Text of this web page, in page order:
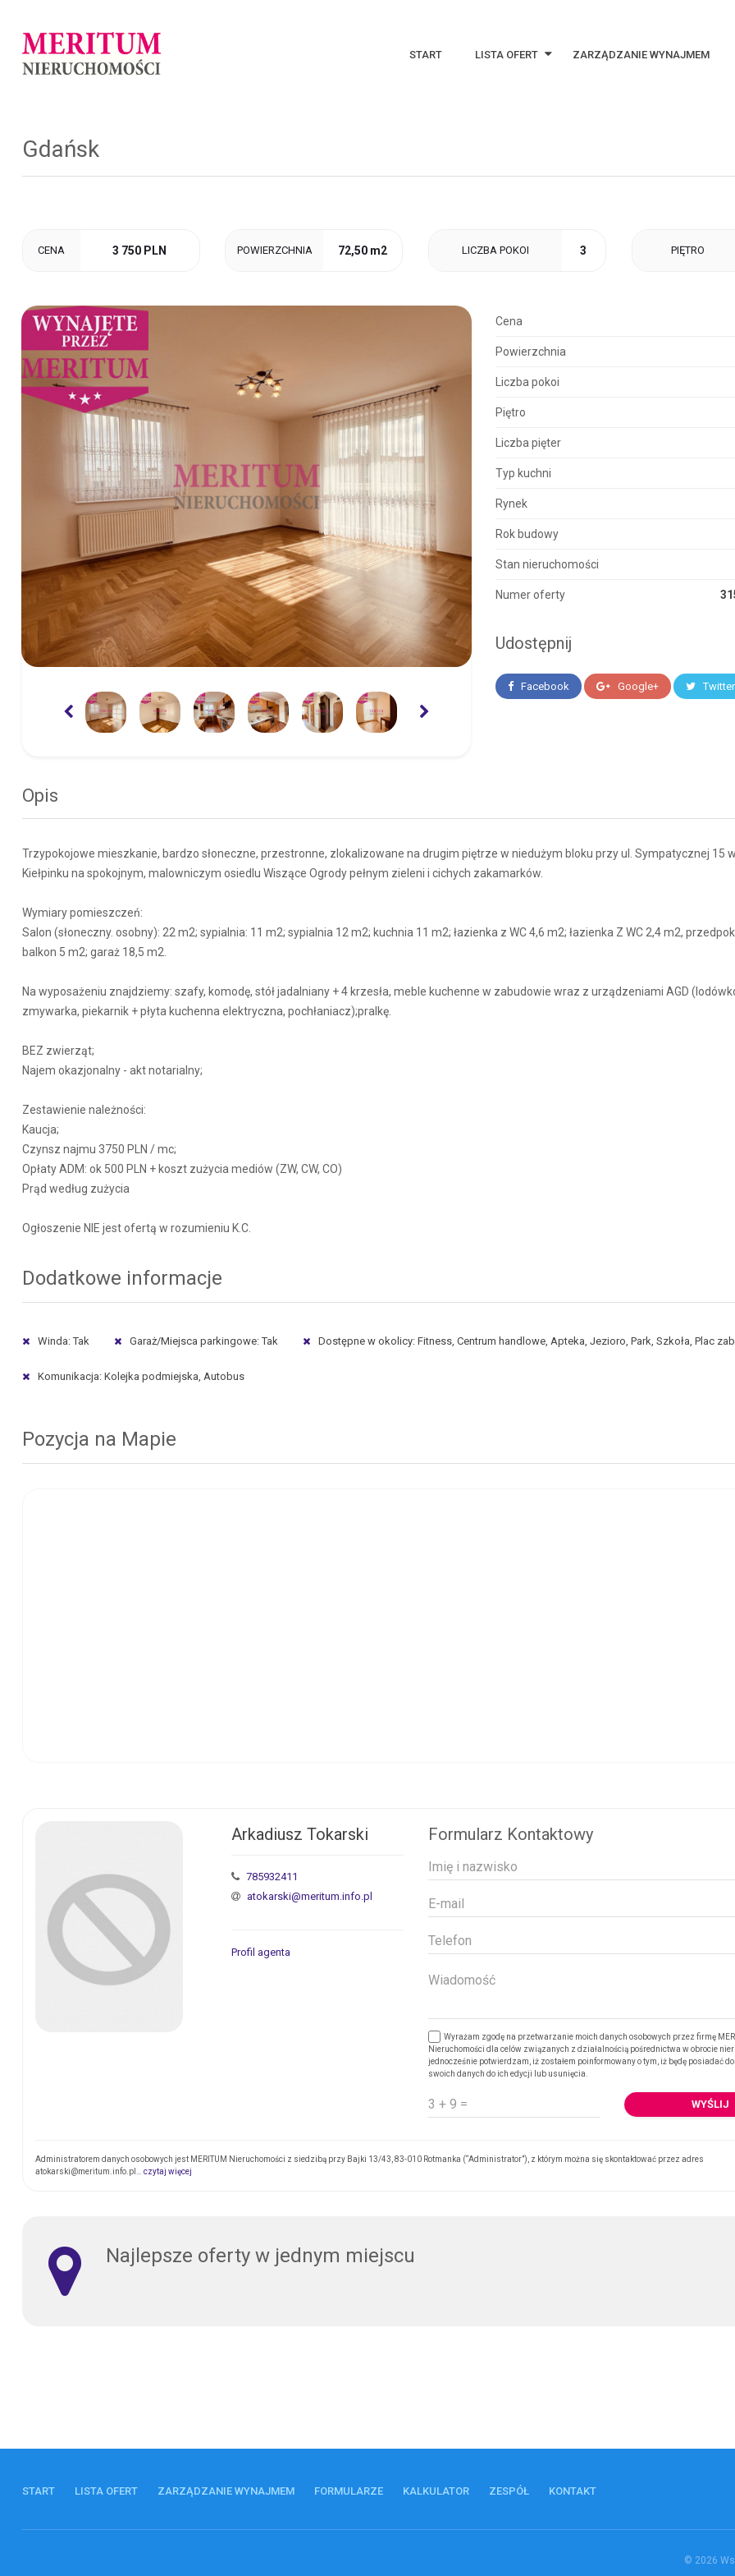
START LISTA OFERT ZARZĄDZANIE WYNAJMEM
Gdańsk
CENA 3 750 PLN POWIERZCHNIA 72,50 m2 LICZBA POKOI 3 PIĘTRO
Cena
Powierzchnia
Liczba pokoi
Piętro
Liczba pięter
Typ kuchni
Rynek
Rok budowy
Stan nieruchomości
Numer oferty
Udostępnij
Facebook Google+ Twitter
Opis
Trzypokojowe mieszkanie, bardzo słoneczne, przestronne, zlokalizowane na drugim piętrze w niedużym bloku przy ul. Sympatycznej 15
Kiełpinku na spokojnym, malowniczym osiedlu Wiszące Ogrody pełnym zieleni i cichych zakamarków.
Wymiary pomieszczeń:
Salon (słoneczny. osobny): 22 m2; sypialnia: 11 m2; sypialnia 12 m2; kuchnia 11 m2; łazienka z WC 4,6 m2; łazienka Z WC 2,4 m2,
balkon 5 m2; garaż 18,5 m2.
Na wyposażeniu znajdziemy: szafy, komodę, stół jadalniany + 4 krzesła, meble kuchenne w zabudowie wraz z urządzeniami AGD
zmywarka, piekarnik + płyta kuchenna elektryczna, pochłaniacz);pralkę.
BEZ zwierząt;
Najem okazjonalny - akt notarialny;
Zestawienie należności:
Kaucja;
Czynsz najmu 3750 PLN / mc;
Opłaty ADM: ok 500 PLN + koszt zużycia mediów (ZW, CW, CO)
Prąd według zużycia
Ogłoszenie NIE jest ofertą w rozumieniu K.C.
Dodatkowe informacje
Winda: Tak Garaż/Miejsca parkingowe: Tak Dostępne w okolicy: Fitness, Centrum handlowe, Apteka, Jezioro, Park, Szkoła, Plac
Komunikacja: Kolejka podmiejska, Autobus
Pozycja na Mapie
Arkadiusz Tokarski
785932411
atokarski@meritum.info.pl
Profil agenta
Formularz Kontaktowy
Wyrażam zgodę na przetwarzanie moich danych osobowych przez firmę
Nieruchomości dla celów związanych z działalnością pośrednictwa w obrocie
jednocześnie potwierdzam, iż zostałem poinformowany o tym, iż będę posiadać
swoich danych do ich edycji lub usunięcia.
Administratorem danych osobowych jest MERITUM Nieruchomości z siedzibą przy Bajki 13/43, 83-010 Rotmanka (“Administrator”), z którym można się skontaktować przez adres
atokarski@meritum.info.pl… czytaj więcej
Najlepsze oferty w jednym miejscu
START LISTA OFERT ZARZĄDZANIE WYNAJMEM FORMULARZE KALKULATOR ZESPÓŁ KONTAKT
© 2026